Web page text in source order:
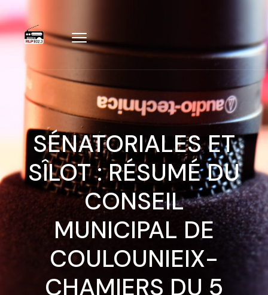
SÉNATORIALES ET
SÎLOT : RÉSUMÉ DU
CONSEIL
MUNICIPAL DE
COULOUNIEIX-
CHAMIERS DU 5